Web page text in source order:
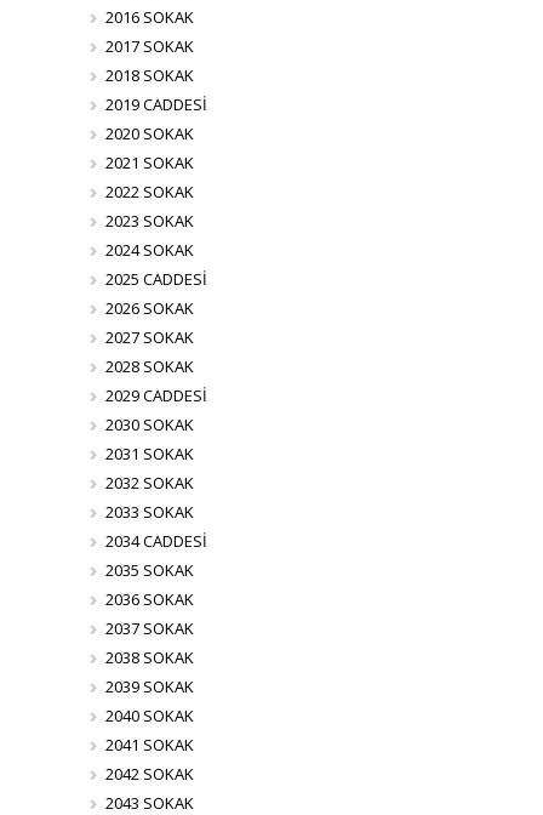
2016 SOKAK
2017 SOKAK
2018 SOKAK
2019 CADDESİ
2020 SOKAK
2021 SOKAK
2022 SOKAK
2023 SOKAK
2024 SOKAK
2025 CADDESİ
2026 SOKAK
2027 SOKAK
2028 SOKAK
2029 CADDESİ
2030 SOKAK
2031 SOKAK
2032 SOKAK
2033 SOKAK
2034 CADDESİ
2035 SOKAK
2036 SOKAK
2037 SOKAK
2038 SOKAK
2039 SOKAK
2040 SOKAK
2041 SOKAK
2042 SOKAK
2043 SOKAK